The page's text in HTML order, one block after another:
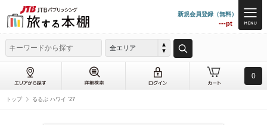
新規会員登録（無料）
---pt
全エリア
0
トップ るるぶ ハワイ ’27